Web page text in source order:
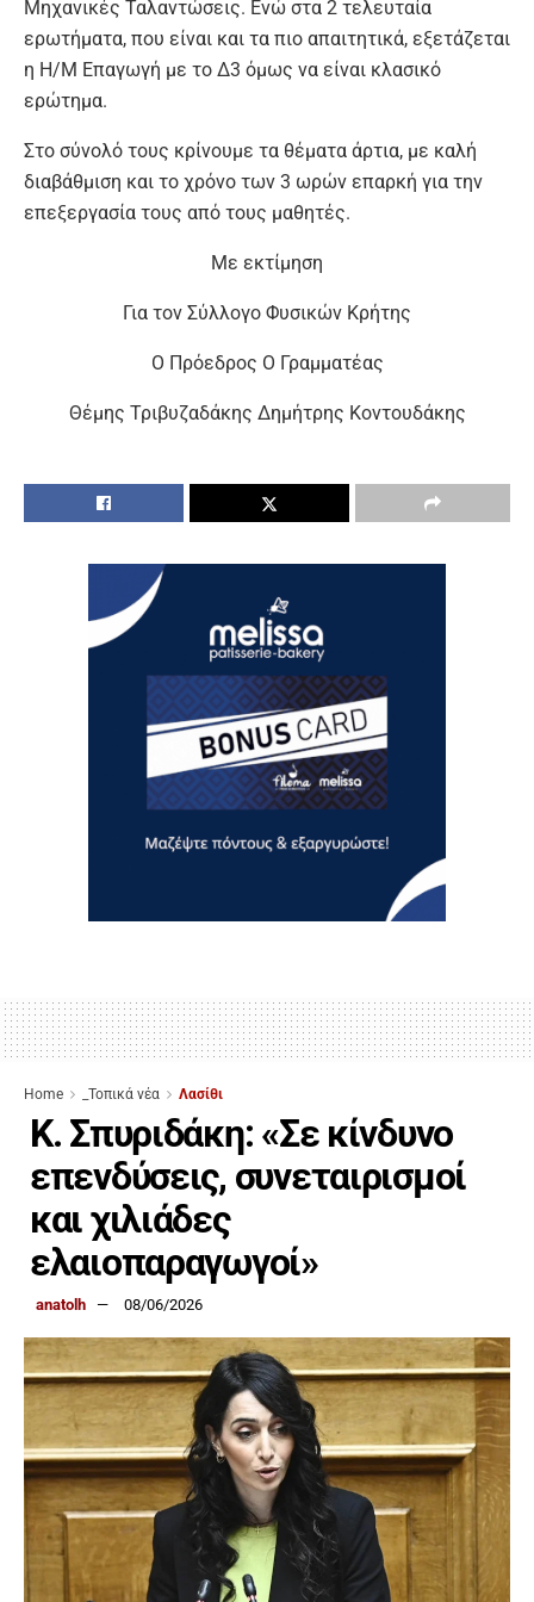
Μηχανικές Ταλαντώσεις. Ενώ στα 2 τελευταία
ερωτήματα, που είναι και τα πιο απαιτητικά, εξετάζεται
η Η/Μ Επαγωγή με το Δ3 όμως να είναι κλασικό
ερώτημα.
Στο σύνολό τους κρίνουμε τα θέματα άρτια, με καλή
διαβάθμιση και το χρόνο των 3 ωρών επαρκή για την
επεξεργασία τους από τους μαθητές.
Με εκτίμηση
Για τον Σύλλογο Φυσικών Κρήτης
Ο Πρόεδρος Ο Γραμματέας
Θέμης Τριβυζαδάκης Δημήτρης Κοντουδάκης
Home _Τοπικά νέα Λασίθι
Κ. Σπυριδάκη: «Σε κίνδυνο
επενδύσεις, συνεταιρισμοί
και χιλιάδες
ελαιοπαραγωγοί»
anatolh 08/06/2026